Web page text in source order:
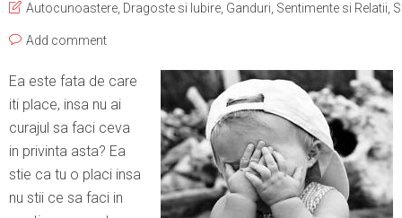
Autocunoastere Dragoste si Iubire Ganduri Sentimente si Relatii
Add comment
Ea este fata de care
iti place, insa nu ai
curajul sa faci ceva
in privinta asta? Ea
stie ca tu o placi insa
nu stii ce sa faci in